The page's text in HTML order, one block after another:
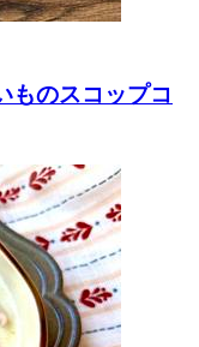
ものスコップコ